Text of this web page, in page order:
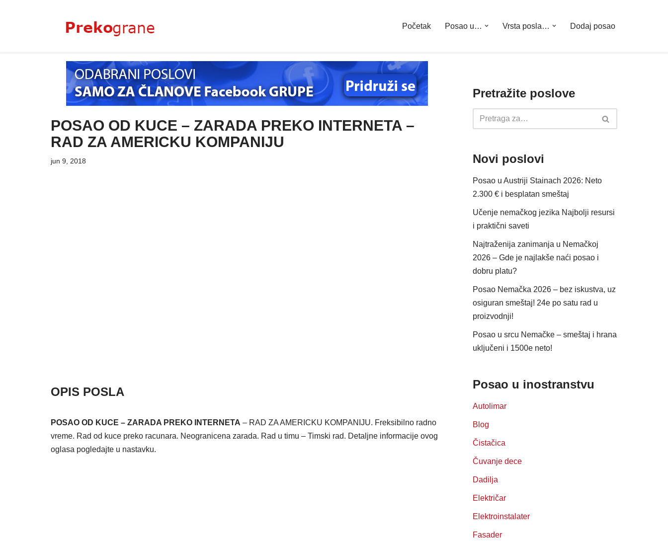
Početak Posao u… Vrsta posla… Dodaj posao
POSAO OD KUCE – ZARADA PREKO INTERNETA –
RAD ZA AMERICKU KOMPANIJU
jun 9, 2018
OPIS POSLA
POSAO OD KUCE – ZARADA PREKO INTERNETA – RAD ZA AMERICKU KOMPANIJU. Freksibilno radno
vreme. Rad od kuce preko racunara. Neogranicena zarada. Rad u timu – Timski rad. Detaljne informacije ovog
oglasa pogledajte u nastavku.
Pretražite poslove
Novi poslovi
Posao u Austriji Stainach 2026: Neto
2.300 € i besplatan smeštaj
Učenje nemačkog jezika Najbolji resursi
i praktični saveti
Najtraženija zanimanja u Nemačkoj
2026 – Gde je najlakše naći posao i
dobru platu?
Posao Nemačka 2026 – bez iskustva, uz
osiguran smeštaj! 24e po satu rad u
proizvodnji!
Posao u srcu Nemačke – smeštaj i hrana
uključeni i 1500e neto!
Posao u inostranstvu
Autolimar
Blog
Čistačica
Čuvanje dece
Dadilja
Električar
Elektroinstalater
Fasader